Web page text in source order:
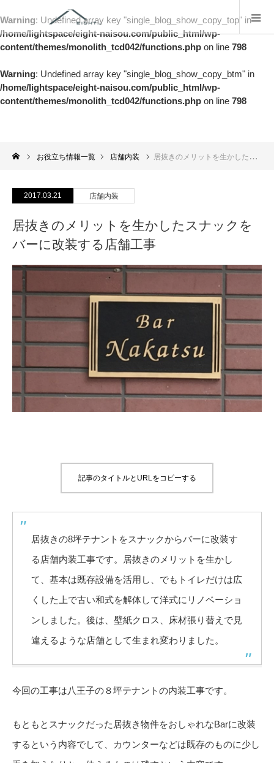
Warning: Undefined array key "single_blog_show_copy_top" in
/home/lightspace/eight-naisou.com/public_html/wp-
content/themes/monolith_tcd042/functions.php on line 798
Warning: Undefined array key "single_blog_show_copy_btm" in
/home/lightspace/eight-naisou.com/public_html/wp-
content/themes/monolith_tcd042/functions.php on line 798
お役立ち情報一覧 店舗内装 居抜きのメリットを生かしたスナックをバーに改装する店舗工事
2017.03.21 店舗内装
居抜きのメリットを生かしたスナックを
バーに改装する店舗工事
記事のタイトルとURLをコピーする
居抜きの8坪テナントをスナックからバーに改装す
る店舗内装工事です。居抜きのメリットを生かし
て、基本は既存設備を活用し、でもトイレだけは広
くした上で古い和式を解体して洋式にリノベーショ
ンしました。後は、壁紙クロス、床材張り替えで見
違えるような店舗として生まれ変わりました。
今回の工事は八王子の８坪テナントの内装工事です。
もともとスナックだった居抜き物件をおしゃれなBarに改装
するという内容でして、カウンターなどは既存のものに少し